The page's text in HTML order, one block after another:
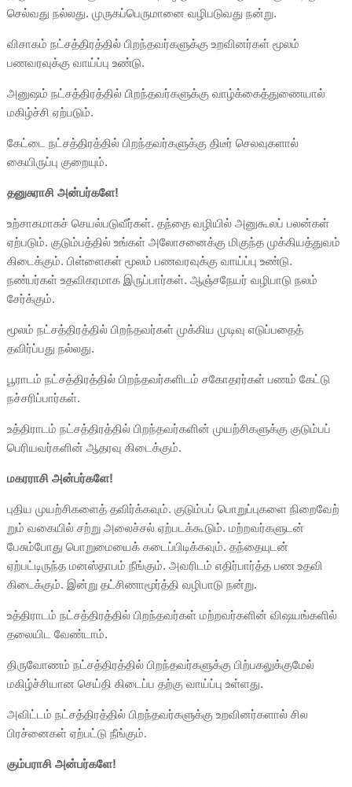
செல்வது நல்லது. முருகப்பெருமானை வழிபடுவது நன்று.
விசாகம் நட்சத்திரத்தில் பிறந்தவர்களுக்கு உறவினர்கள் மூலம்
பணவரவுக்கு வாய்ப்பு உண்டு.
அனுஷம் நட்சத்திரத்தில் பிறந்தவர்களுக்கு வாழ்க்கைத்துணையால்
மகிழ்ச்சி ஏற்படும்.
கேட்டை நட்சத்திரத்தில் பிறந்தவர்களுக்கு திடீர் செலவுகளால்
கையிருப்பு குறையும்.
தனுசுராசி அன்பர்களே!
உற்சாகமாகச் செயல்படுவீர்கள். தந்தை வழியில் அனுகூலப் பலன்கள்
ஏற்படும். குடும்பத்தில் உங்கள் அலோசனைக்கு மிகுந்த முக்கியத்துவம்
கிடைக்கும். பிள்ளைகள் மூலம் பணவரவுக்கு வாய்ப்பு உண்டு.
நண்பர்கள் உதவிகரமாக இருப்பார்கள். ஆஞ்சநேயர் வழிபாடு நலம்
சேர்க்கும்.
மூலம் நட்சத்திரத்தில் பிறந்தவர்கள் முக்கிய முடிவு எடுப்பதைத்
தவிர்ப்பது நல்லது.
பூராடம் நட்சத்திரத்தில் பிறந்தவர்களிடம் சகோதரர்கள் பணம் கேட்டு
நச்சரிப்பார்கள்.
உத்திராடம் நட்சத்திரத்தில் பிறந்தவர்களின் முயற்சிகளுக்கு குடும்பப்
பெரியவர்களின் ஆதரவு கிடைக்கும்.
மகரராசி அன்பர்களே!
புதிய முயற்சிகளைத் தவிர்க்கவும். குடும்பப் பொறுப்புகளை நிறைவேற்
றும் வகையில் சற்று அலைச்சல் ஏற்படக்கூடும். மற்றவர்களுடன்
பேசும்போது பொறுமையைக் கடைப்பிடிக்கவும். தந்தையுடன்
ஏற்பட்டிருந்த மனஸ்தாபம் நீங்கும். அவரிடம் எதிர்பார்த்த பண உதவி
கிடைக்கும். இன்று தட்சிணாமூர்த்தி வழிபாடு நன்று.
உத்திராடம் நட்சத்திரத்தில் பிறந்தவர்கள் மற்றவர்களின் விஷயங்களில்
தலையிட வேண்டாம்.
திருவோணம் நட்சத்திரத்தில் பிறந்தவர்களுக்கு பிற்பகலுக்குமேல்
மகிழ்ச்சியான செய்தி கிடைப்ப தற்கு வாய்ப்பு உள்ளது.
அவிட்டம் நட்சத்திரத்தில் பிறந்தவர்களுக்கு உறவினர்களால் சில
பிரச்னைகள் ஏற்பட்டு நீங்கும்.
கும்பராசி அன்பர்களே!